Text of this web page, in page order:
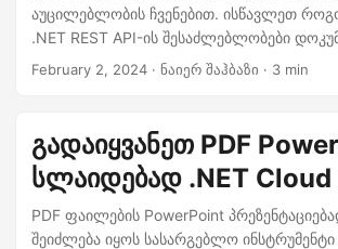
აუცილებლობის ჩვენებით. ისწავლეთ
.NET REST API-ის შესაძლებლობები
მართვის უწყვეტი მუშაობისთვის.
February 2, 2024 · ნაიერ შაჰბაზი · 3 min
გადაიყვანეთ PDF
სლაიდებად .NET Cloud
PDF ფაილების PowerPoint
შეიძლება იყოს სასარგებლო